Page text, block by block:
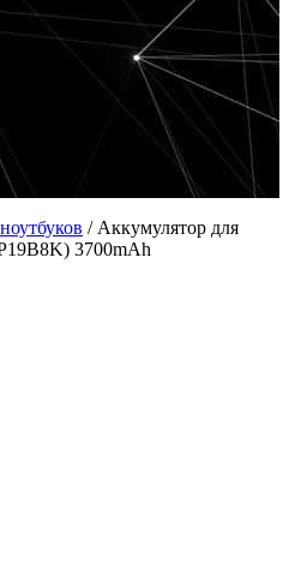
/ Аккумулятор для
3700mAh